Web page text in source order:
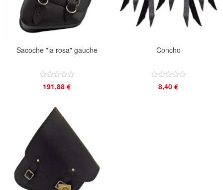
Sacoche "la rosa" gauche
191,88 €
Concho
8,40 €